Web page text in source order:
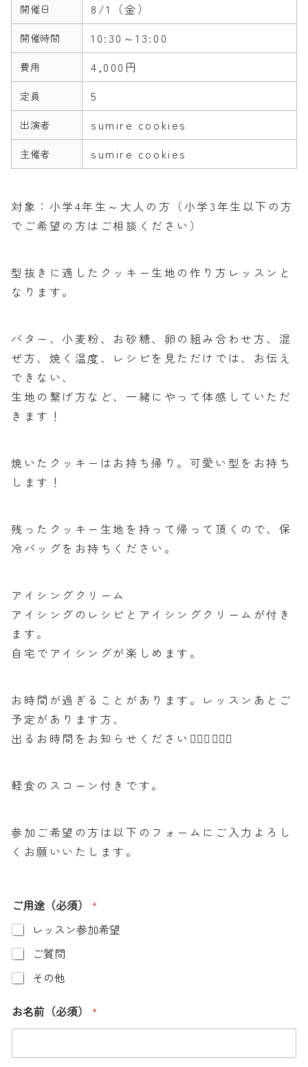
開催日 8/1（金）
開催時間 10:30～13:00
費用 4,000円
定員 5
出演者 sumire cookies
主催者 sumire cookies
対象：小学4年生～大人の方（小学3年生以下の方
でご希望の方はご相談ください）
型抜きに適したクッキー生地の作り方レッスンと
なります。
バター、小麦粉、お砂糖、卵の組み合わせ方、混
ぜ方、焼く温度、レシピを見ただけでは、お伝え
できない、
生地の繋げ方など、一緒にやって体感していただ
きます！
焼いたクッキーはお持ち帰り。可愛い型をお持ち
します！
残ったクッキー生地を持って帰って頂くので、保
冷バッグをお持ちください。
アイシングクリーム
アイシングのレシピとアイシングクリームが付き
ます。
自宅でアイシングが楽しめます。
お時間が過ぎることがあります。レッスンあとご
予定があります方、
出るお時間をお知らせください🙇🏻‍♀️🙇🏻‍♀️
軽食のスコーン付きです。
参加ご希望の方は以下のフォームにご入力よろし
くお願いいたします。
ご用途（必須） *
レッスン参加希望
ご質問
その他
お名前（必須） *